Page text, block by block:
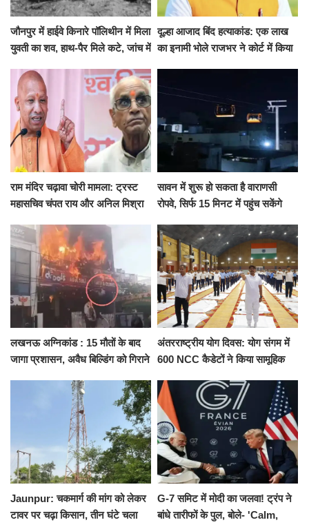
जौनपुर में हाईवे किनारे पॉलिथीन में मिला
युवती का शव, हाथ-पैर मिले कटे, जांच में
दूल्हा आजाद बिंद हत्याकांड: एक लाख
का इनामी भोले राजभर ने कोर्ट में किया
राम मंदिर चढ़ावा चोरी मामला: ट्रस्ट
महासचिव चंपत राय और अनिल मिश्रा
को नहीं...
सावन में शुरू हो सकता है वाराणसी
रोपवे, सिर्फ 15 मिनट में पहुंच सकेंगे
किराया
लखनऊ अग्निकांड : 15 मौतों के बाद
जागा प्रशासन, अवैध बिल्डिंग को गिराने
अंतरराष्ट्रीय योग दिवस: योग संगम में
600 NCC कैडेटों ने किया सामूहिक
संकल्प
Jaunpur: चकमार्ग की मांग को लेकर
टावर पर चढ़ा किसान, तीन घंटे चला
G-7 समिट में मोदी का जलवा! ट्रंप ने
बांधे तारीफों के पुल, बोले- 'Calm,